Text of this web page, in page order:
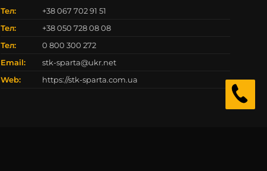
Тел:
+38 067 702 91 51
Тел:
+38 050 728 08 08
Тел:
0 800 300 272
Email:
stk-sparta@ukr.net
Web:
https://stk-sparta.com.ua